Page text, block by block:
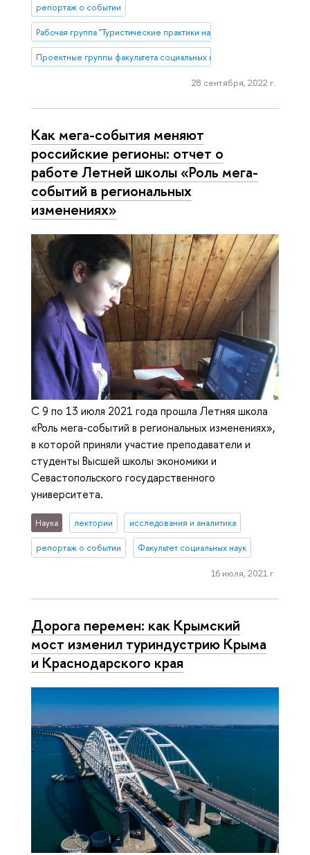
репортаж о событии
Рабочая группа "Туристические практики населения под
Проектные группы факультета социальных наук
28 сентября, 2022 г.
Как мега-события меняют
российские регионы: отчет о
работе Летней школы «Роль мега-
событий в региональных
изменениях»
С 9 по 13 июля 2021 года прошла Летняя школа
«Роль мега-событий в региональных изменениях»,
в которой приняли участие преподаватели и
студенты Высшей школы экономики и
Севастопольского государственного
университета.
Наука лектории исследования и аналитика
репортаж о событии Факультет социальных наук
16 июля, 2021 г.
Дорога перемен: как Крымский
мост изменил туриндустрию Крыма
и Краснодарского края